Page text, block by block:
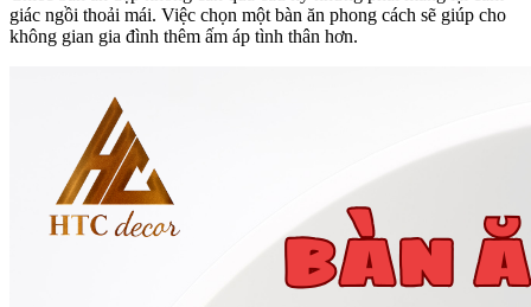
giác ngồi thoải mái. Việc chọn một bàn ăn phong cách sẽ giúp cho
không gian gia đình thêm ấm áp tình thân hơn.